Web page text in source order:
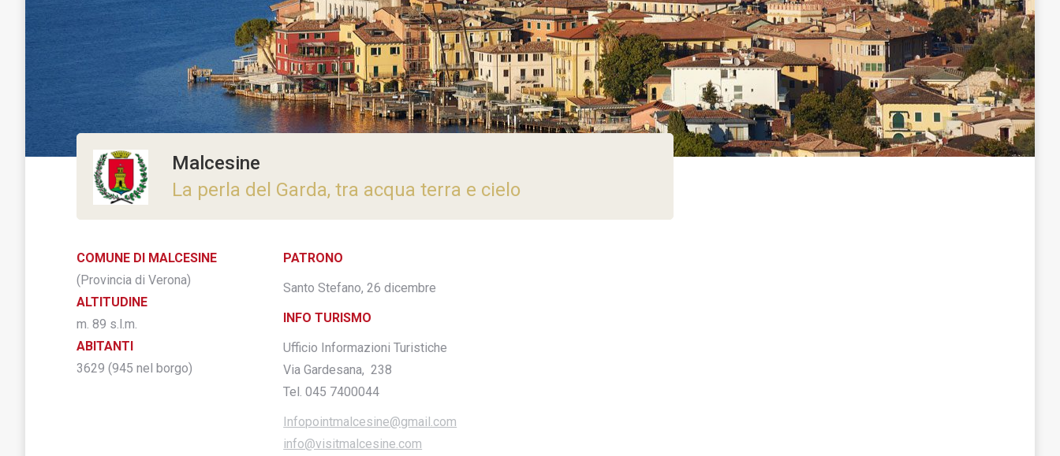
Malcesine
La perla del Garda, tra acqua terra e cielo
COMUNE DI MALCESINE
(Provincia di Verona)
ALTITUDINE
m. 89 s.l.m.
ABITANTI
3629 (945 nel borgo)
PATRONO
Santo Stefano, 26 dicembre
INFO TURISMO
Ufficio Informazioni Turistiche
Via Gardesana, 238
Tel. 045 7400044
Infopointmalcesine@gmail.com
info@visitmalcesine.com